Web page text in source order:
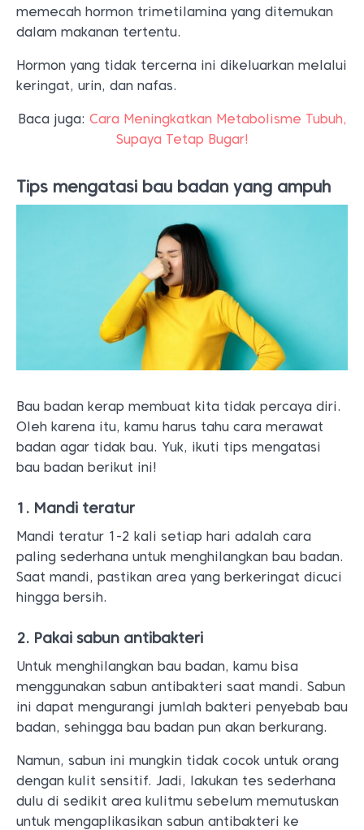
memecah hormon trimetilamina yang ditemukan
dalam makanan tertentu.
Hormon yang tidak tercerna ini dikeluarkan melalui
keringat, urin, dan nafas.
Baca juga: Cara Meningkatkan Metabolisme Tubuh,
Supaya Tetap Bugar!
Tips mengatasi bau badan yang ampuh
Bau badan kerap membuat kita tidak percaya diri.
Oleh karena itu, kamu harus tahu cara merawat
badan agar tidak bau. Yuk, ikuti tips mengatasi
bau badan berikut ini!
1. Mandi teratur
Mandi teratur 1-2 kali setiap hari adalah cara
paling sederhana untuk menghilangkan bau badan.
Saat mandi, pastikan area yang berkeringat dicuci
hingga bersih.
2. Pakai sabun antibakteri
Untuk menghilangkan bau badan, kamu bisa
menggunakan sabun antibakteri saat mandi. Sabun
ini dapat mengurangi jumlah bakteri penyebab bau
badan, sehingga bau badan pun akan berkurang.
Namun, sabun ini mungkin tidak cocok untuk orang
dengan kulit sensitif. Jadi, lakukan tes sederhana
dulu di sedikit area kulitmu sebelum memutuskan
untuk mengaplikasikan sabun antibakteri ke